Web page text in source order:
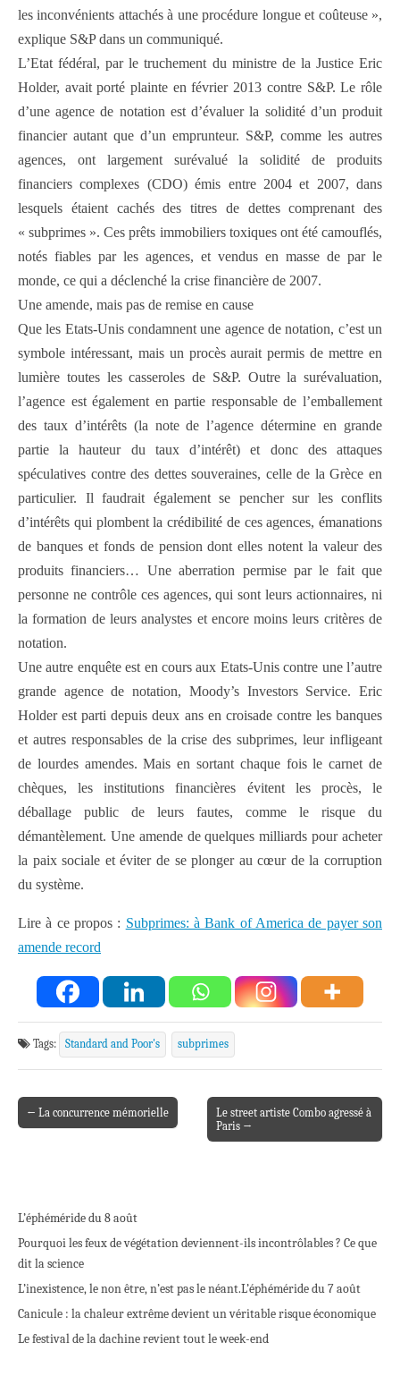
les inconvénients attachés à une procédure longue et coûteuse »,
explique S&P dans un communiqué.
L’Etat fédéral, par le truchement du ministre de la Justice Eric
Holder, avait porté plainte en février 2013 contre S&P. Le rôle
d’une agence de notation est d’évaluer la solidité d’un produit
financier autant que d’un emprunteur. S&P, comme les autres
agences, ont largement surévalué la solidité de produits
financiers complexes (CDO) émis entre 2004 et 2007, dans
lesquels étaient cachés des titres de dettes comprenant des
« subprimes ». Ces prêts immobiliers toxiques ont été camouflés,
notés fiables par les agences, et vendus en masse de par le
monde, ce qui a déclenché la crise financière de 2007.
Une amende, mais pas de remise en cause
Que les Etats-Unis condamnent une agence de notation, c’est un
symbole intéressant, mais un procès aurait permis de mettre en
lumière toutes les casseroles de S&P. Outre la surévaluation,
l’agence est également en partie responsable de l’emballement
des taux d’intérêts (la note de l’agence détermine en grande
partie la hauteur du taux d’intérêt) et donc des attaques
spéculatives contre des dettes souveraines, celle de la Grèce en
particulier. Il faudrait également se pencher sur les conflits
d’intérêts qui plombent la crédibilité de ces agences, émanations
de banques et fonds de pension dont elles notent la valeur des
produits financiers… Une aberration permise par le fait que
personne ne contrôle ces agences, qui sont leurs actionnaires, ni
la formation de leurs analystes et encore moins leurs critères de
notation.
Une autre enquête est en cours aux Etats-Unis contre une l’autre
grande agence de notation, Moody’s Investors Service. Eric
Holder est parti depuis deux ans en croisade contre les banques
et autres responsables de la crise des subprimes, leur infligeant
de lourdes amendes. Mais en sortant chaque fois le carnet de
chèques, les institutions financières évitent les procès, le
déballage public de leurs fautes, comme le risque du
démantèlement. Une amende de quelques milliards pour acheter
la paix sociale et éviter de se plonger au cœur de la corruption
du système.
Lire à ce propos : Subprimes: à Bank of America de payer son
amende record
Tags: Standard and Poor's subprimes
Post navigation
← La concurrence mémorielle
Le street artiste Combo agressé à
Paris →
L’éphéméride du 8 août
Pourquoi les feux de végétation deviennent-ils incontrôlables ? Ce que
dit la science
L’inexistence, le non être, n’est pas le néant.L’éphéméride du 7 août
Canicule : la chaleur extrême devient un véritable risque économique
Le festival de la dachine revient tout le week-end